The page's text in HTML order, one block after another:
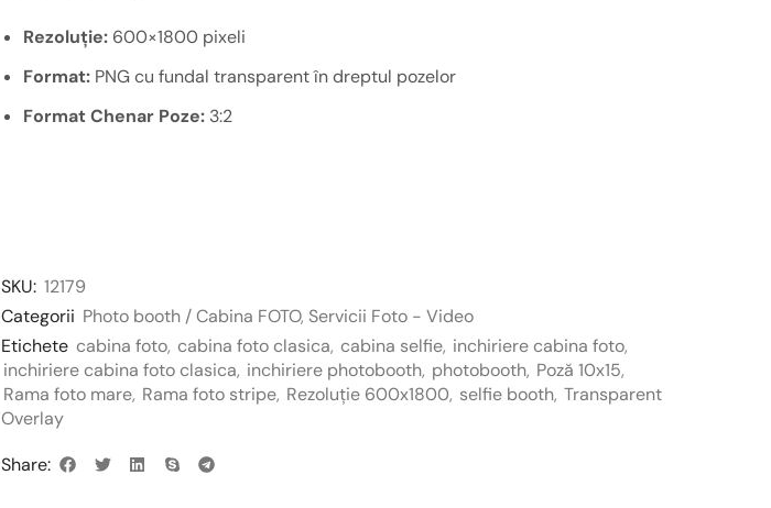
Rezoluție: 600×1800 pixeli
Format: PNG cu fundal transparent în dreptul pozelor
Format Chenar Poze: 3:2
SKU: 12179
Categorii Photo booth / Cabina FOTO, Servicii Foto - Video
Etichete cabina foto, cabina foto clasica, cabina selfie, inchiriere cabina foto,
inchiriere cabina foto clasica, inchiriere photobooth, photobooth, Poză 10x15,
Rama foto mare, Rama foto stripe, Rezoluție 600x1800, selfie booth, Transparent
Overlay
Share: